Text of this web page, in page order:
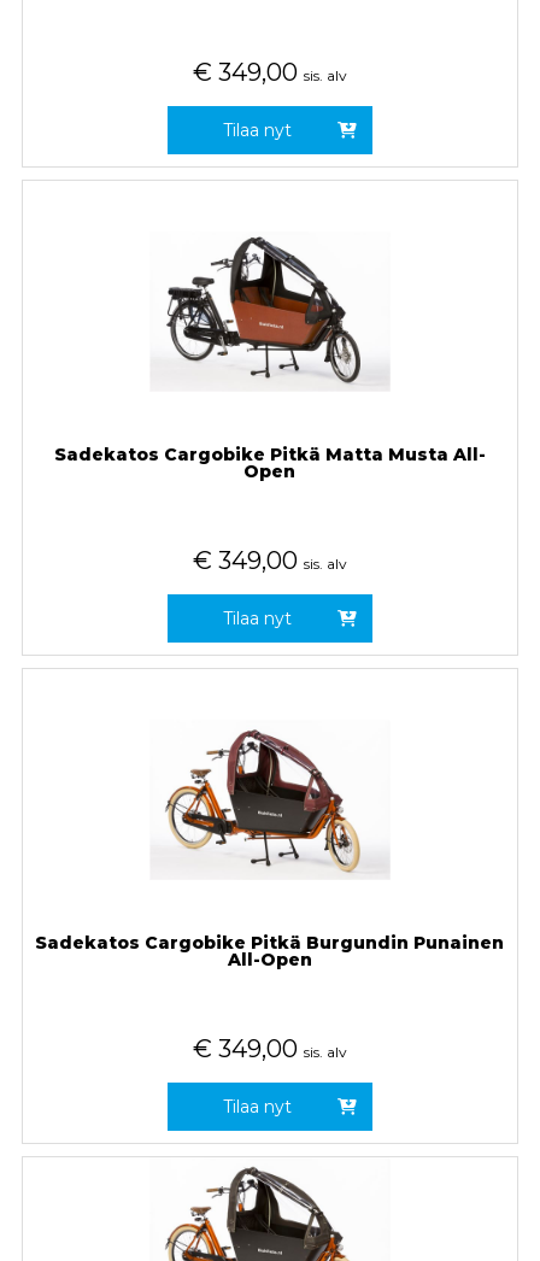
€ 349,00 sis. alv
Tilaa nyt
Sadekatos Cargobike Pitkä Matta Musta All-
Open
€ 349,00 sis. alv
Tilaa nyt
Sadekatos Cargobike Pitkä Burgundin Punainen
All-Open
€ 349,00 sis. alv
Tilaa nyt